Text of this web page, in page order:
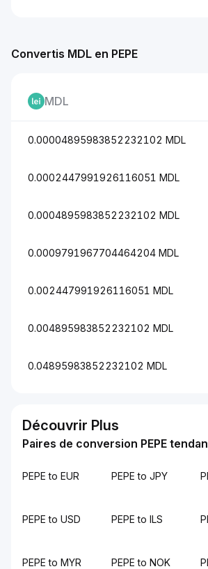
Convertis MDL en PEPE
MDL
0.00004895983852232102 MDL
0.0002447991926116051 MDL
0.0004895983852232102 MDL
0.0009791967704464204 MDL
0.002447991926116051 MDL
0.004895983852232102 MDL
0.04895983852232102 MDL
Découvrir Plus
Paires de conversion PEPE
PEPE to EUR PEPE to JPY
PEPE to USD PEPE to ILS
PEPE to MYR PEPE to NOK